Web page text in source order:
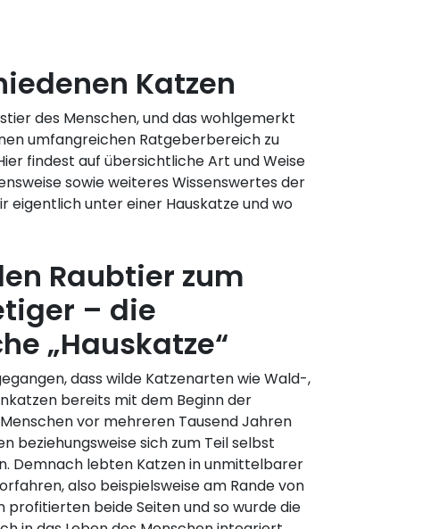
Katzen
des Menschen, und das wohlgemerkt
umfangreichen Ratgeberbereich zu
findest auf übersichtliche Art und Weise
sowie weiteres Wissenswertes der
eigentlich unter einer Hauskatze und wo
Raubtier zum
– die
„Hauskatze“
dass wilde Katzenarten wie Wald-,
bereits mit dem Beginn der
vor mehreren Tausend Jahren
beziehungsweise sich zum Teil selbst
Demnach lebten Katzen in unmittelbarer
also beispielsweise am Rande von
profitierten beide Seiten und so wurde die